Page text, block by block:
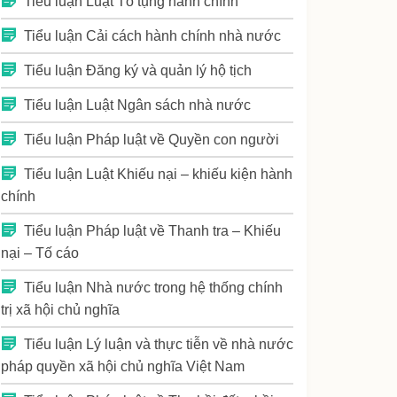
Tiểu luận Cải cách hành chính nhà nước
Tiểu luận Đăng ký và quản lý hộ tịch
Tiểu luận Luật Ngân sách nhà nước
Tiểu luận Pháp luật về Quyền con người
Tiểu luận Luật Khiếu nại – khiếu kiện hành
chính
Tiểu luận Pháp luật về Thanh tra – Khiếu
nại – Tố cáo
Tiểu luận Nhà nước trong hệ thống chính
trị xã hội chủ nghĩa
Tiểu luận Lý luận và thực tiễn về nhà nước
pháp quyền xã hội chủ nghĩa Việt Nam